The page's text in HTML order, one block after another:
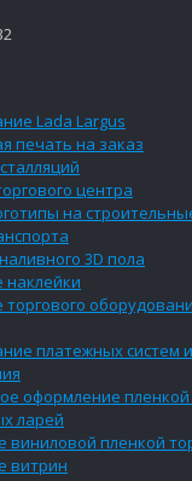
Lada Largus
печать на заказ
центра
на
3D пола
наклейки
платежных систем
оформление
ларей
виниловой пленкой
витрин